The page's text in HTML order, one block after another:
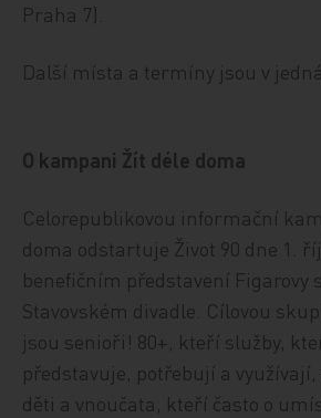
Praha 7).
Další místa a termíny jsou v
O kampani Žít déle doma
Celorepublikovou informační
doma odstartuje Život 90 dne 1.
benefičním představení Figarovy
Stavovském divadle. Cílovou
jsou senioři! 80+, kteří služby,
představuje, potřebují a
děti a vnoučata, kteří často o